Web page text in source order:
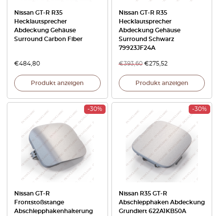
Nissan GT-R R35
Hecklautsprecher
Abdeckung Gehäuse
Surround Carbon Fiber
€484,80
Produkt anzeigen
Nissan GT-R R35
Hecklautsprecher
Abdeckung Gehäuse
Surround Schwarz
79923JF24A
€393,60 €275,52
Produkt anzeigen
-30%
Nissan GT-R
Frontstoßstange
Abschlepphakenhalterung
-30%
Nissan R35 GT-R
Abschlepphaken Abdeckung
Grundiert 622A1KB50A